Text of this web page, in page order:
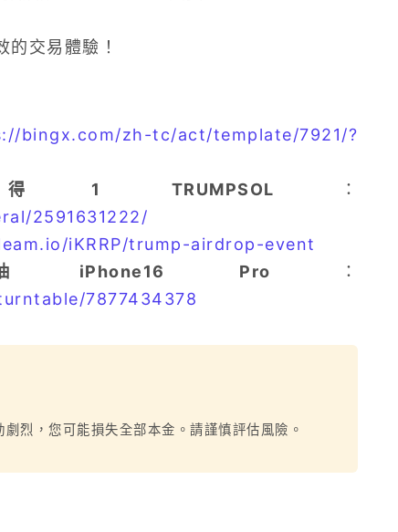
交易體驗！
bingx.com/zh-tc/act/template/7921/?
TRUMPSOL ：
2591631222/
iKRRP/trump-airdrop-event
Pro ：
7877434378
烈，您可能損失全部本金。請謹慎評估風險。